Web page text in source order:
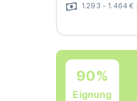
1.293 - 1.464
90%
Eignung